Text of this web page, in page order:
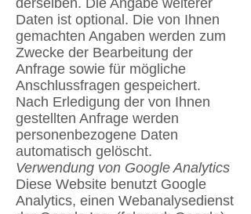
derselben. Die Angabe weiterer
Daten ist optional. Die von Ihnen
gemachten Angaben werden zum
Zwecke der Bearbeitung der
Anfrage sowie für mögliche
Anschlussfragen gespeichert.
Nach Erledigung der von Ihnen
gestellten Anfrage werden
personenbezogene Daten
automatisch gelöscht.
Verwendung von Google Analytics
Diese Website benutzt Google
Analytics, einen Webanalysedienst